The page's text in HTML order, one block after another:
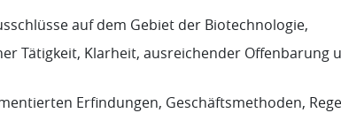
auf dem Gebiet der Biotechnologie,
Tätigkeit, Klarheit, ausreichender Offenbarung
Erfindungen, Geschäftsmethoden,